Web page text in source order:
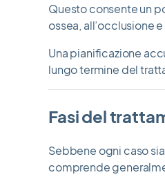
Questo consente un
ossea, all’occlusione
Una pianificazione
lungo termine del
Fasi del
Sebbene ogni caso
comprende